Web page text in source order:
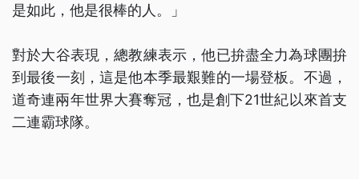
是如此，他是很棒的人。」
對於大谷表現，總教練表示，他已拚盡全力為球團拚
到最後一刻，這是他本季最艱難的一場登板。不過，
道奇連兩年世界大賽奪冠，也是創下21世紀以來首支
二連霸球隊。